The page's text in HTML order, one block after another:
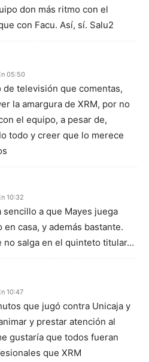
don más ritmo con el
con Facu. Así, sí. Salu2
05:50
de televisión que comentas,
la amargura de XRM, por no
el equipo, a pesar de,
todo y creer que lo merece
10:32
sencillo a que Mayes juega
en casa, y además bastante.
no salga en el quinteto titular…
10:47
que jugó contra Unicaja y
y prestar atención al
gustaría que todos fueran
que XRM